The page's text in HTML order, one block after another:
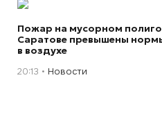
Пожар на мусорном
Саратове превышены
в воздухе
20:13 Новости